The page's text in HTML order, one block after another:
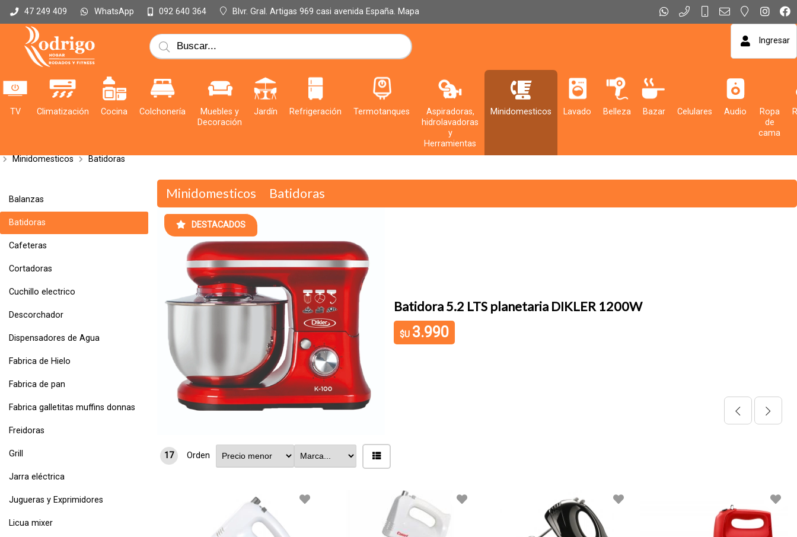
47 249 409 WhatsApp 092 640 364 Blvr. Gral. Artigas 969 casi avenida España. Mapa
Ingresar
TV Climatización Cocina Colchonería
Muebles y
Decoración
Jardín Refrigeración Termotanques
Aspiradoras,
hidrolavadoras
y
Herramientas
Minidomesticos Lavado Belleza Bazar Celulares Audio
Ropa
de
cama
Minidomesticos Batidoras
Balanzas
Batidoras
Cafeteras
Cortadoras
Cuchillo electrico
Descorchador
Dispensadores de Agua
Fabrica de Hielo
Fabrica de pan
Fabrica galletitas muffins donnas
Freidoras
Grill
Jarra eléctrica
Jugueras y Exprimidores
Licua mixer
Minidomesticos Batidoras
DESTACADOS
Batidora 5.2 LTS planetaria DIKLER 1200W
17 Orden